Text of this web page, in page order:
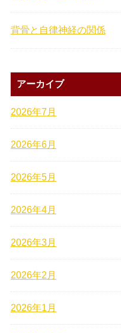
背骨と自律神経の関係
アーカイブ
2026年7月
2026年6月
2026年5月
2026年4月
2026年3月
2026年2月
2026年1月